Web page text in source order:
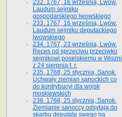
232. 1767, 16 września, Lwów.
Laudum sejmiku
gospodarskiego lwowskiego
233. 1767, 16 września, Lwów.
Laudum sejmiku deputackiego
lwowskiego
234. 1767, 23 września, Lwów.
Reces od sprzeciwu przeciwko
sejmikowi poselskiemu w Wiszni
z 24 sierpnia t. r.
235. 1768, 25 stycznia, Sanok.
Uchwały ziemian sanockich co
do kontrybucyi dla wojsk
moskiewskich
236. 1768, 25 stycznia, Sanok.
Ziemianie sanoccy odsyłają do
skarbu deputata swego na